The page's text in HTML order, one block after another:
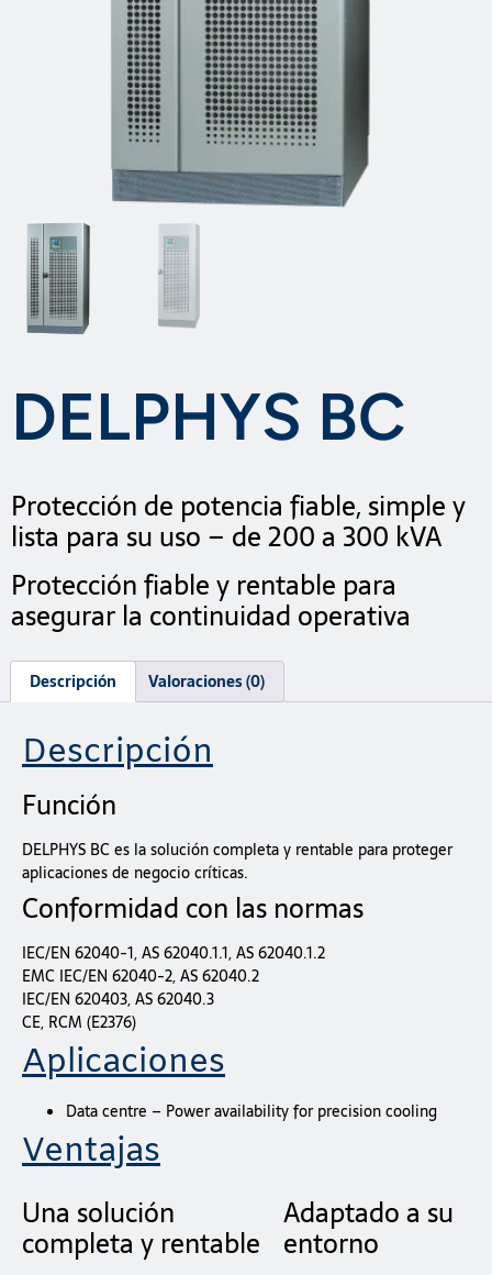
DELPHYS BC
Protección de potencia fiable, simple y
lista para su uso – de 200 a 300 kVA
Protección fiable y rentable para
asegurar la continuidad operativa
Descripción Valoraciones (0)
Descripción
Función
DELPHYS BC es la solución completa y rentable para proteger
aplicaciones de negocio críticas.
Conformidad con las normas
IEC/EN 62040-1, AS 62040.1.1, AS 62040.1.2
EMC IEC/EN 62040-2, AS 62040.2
IEC/EN 620403, AS 62040.3
CE, RCM (E2376)
Aplicaciones
Data centre – Power availability for precision cooling
Ventajas
Una solución
completa y rentable
Adaptado a su
entorno